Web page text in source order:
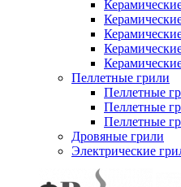
Пеллетные грили
Пеллетные
Пеллетные
Пеллетные
Дровяные грили
Электрические